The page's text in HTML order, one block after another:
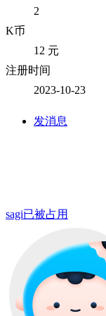
2
K币
12 元
注册时间
2023-10-23
发消息
sagi已被占用